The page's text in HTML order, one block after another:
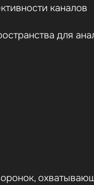
каналов
для